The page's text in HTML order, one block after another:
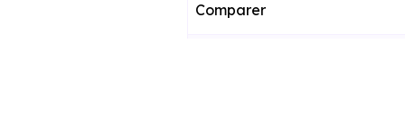
Comparer